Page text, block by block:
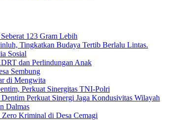
123 Gram Lebih
Tingkatkan Budaya Tertib Berlalu Lintas.
Sosial
dan Perlindungan Anak
Sembung
di Mengwita
Perkuat Sinergitas TNI-Polri
Perkuat Sinergi Jaga Kondusivitas Wilayah
Dalmas
Kriminal di Desa Cemagi